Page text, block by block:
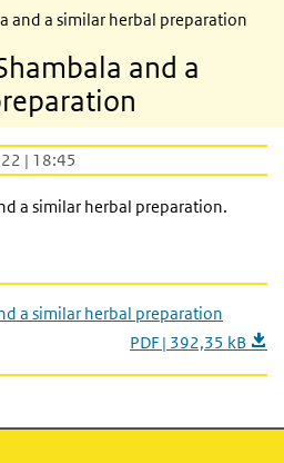
and a similar herbal preparation
and a
| 18:45
a similar herbal preparation.
a similar herbal preparation
PDF | 392,35 kB